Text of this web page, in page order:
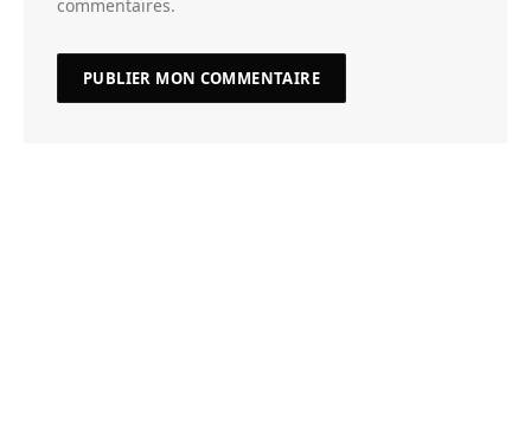
commentaires.